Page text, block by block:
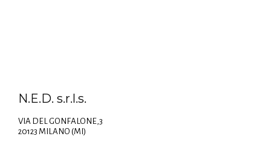
N.E.D. s.r.l.s.
VIA DEL GONFALONE,3
20123 MILANO (MI)